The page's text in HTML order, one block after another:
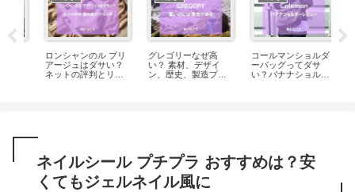
ロンシャンのル プリ
アージュはダサい？
ネットの評判とリア
グレゴリーなぜ高
い？ 素材、デザイ
ン、歴史、製造プロ
コールマンショルダ
ーバッグってダサ
い？バナナショルダ
ネイルシール プチプラ おすすめは？安
くてもジェルネイル風に